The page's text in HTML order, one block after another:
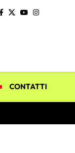
CONTATTI